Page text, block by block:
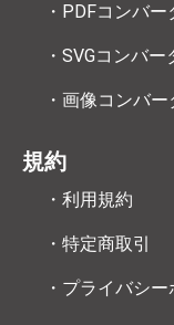
・PDFコンバ
・SVGコンバ
・画像コンバ
規約
・利用規約
・特定商取引
・プライバシ